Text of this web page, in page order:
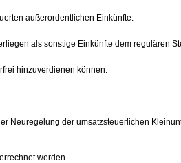
außerordentlichen Einkünfte.
als sonstige Einkünfte dem regulären
hinzuverdienen können.
Neuregelung der umsatzsteuerlichen
werden.